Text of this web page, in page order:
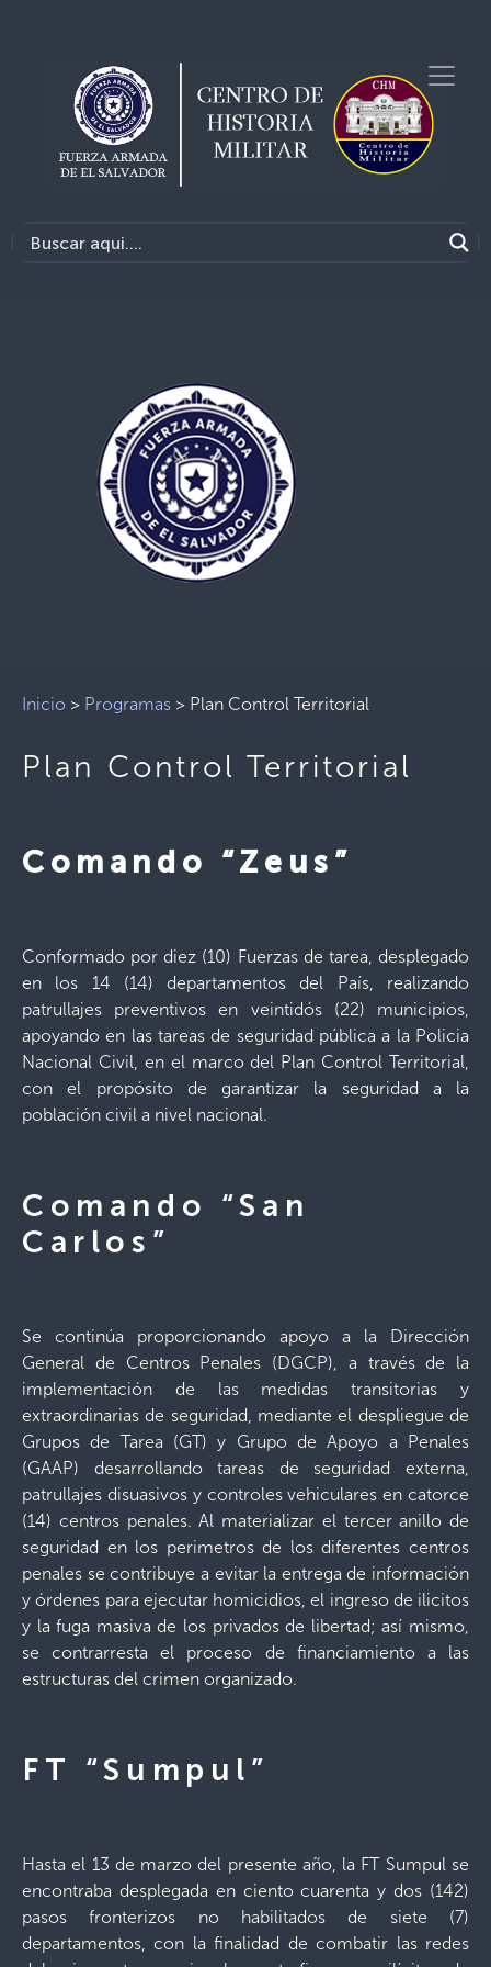
Inicio > Programas > Plan Control Territorial
Plan Control Territorial
Comando “Zeus”
Conformado por diez (10) Fuerzas de tarea, desplegado
en los 14 (14) departamentos del País, realizando
patrullajes preventivos en veintidós (22) municipios,
apoyando en las tareas de seguridad pública a la Policia
Nacional Civil, en el marco del Plan Control Territorial,
con el propósito de garantizar la seguridad a la
población civil a nivel nacional.
Comando “San
Carlos”
Se continúa proporcionando apoyo a la Dirección
General de Centros Penales (DGCP), a través de la
implementación de las medidas transitorias y
extraordinarias de seguridad, mediante el despliegue de
Grupos de Tarea (GT) y Grupo de Apoyo a Penales
(GAAP) desarrollando tareas de seguridad externa,
patrullajes disuasivos y controles vehiculares en catorce
(14) centros penales. Al materializar el tercer anillo de
seguridad en los perimetros de los diferentes centros
penales se contribuye a evitar la entrega de información
y órdenes para ejecutar homicidios, el ingreso de ilicitos
y la fuga masiva de los privados de libertad; así mismo,
se contrarresta el proceso de financiamiento a las
estructuras del crimen organizado.
FT “Sumpul”
Hasta el 13 de marzo del presente año, la FT Sumpul se
encontraba desplegada en ciento cuarenta y dos (142)
pasos fronterizos no habilitados de siete (7)
departamentos, con la finalidad de combatir las redes